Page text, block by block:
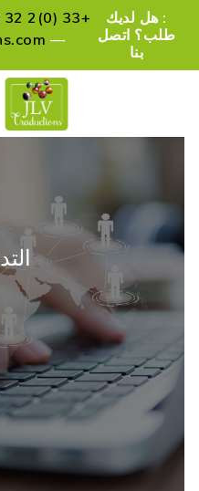
: هل لديك
طلب؟ اتصل
بنا
+33 (0)2 32 38 31 01
—